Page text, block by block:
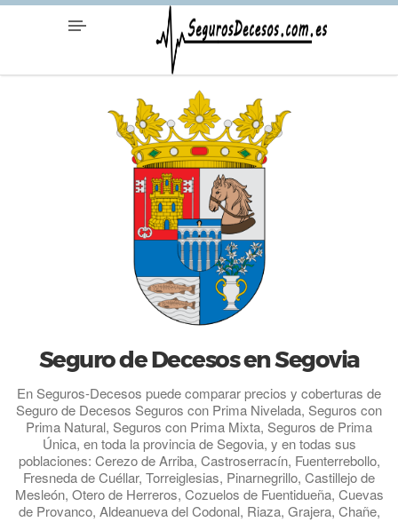
Seguro de Decesos en Segovia
En Seguros-Decesos puede comparar precios y coberturas de
Seguro de Decesos Seguros con Prima Nivelada, Seguros con
Prima Natural, Seguros con Prima Mixta, Seguros de Prima
Única, en toda la provincia de Segovia, y en todas sus
poblaciones: Cerezo de Arriba, Castroserracín, Fuenterrebollo,
Fresneda de Cuéllar, Torreiglesias, Pinarnegrillo, Castillejo de
Mesleón, Otero de Herreros, Cozuelos de Fuentidueña, Cuevas
de Provanco, Aldeanueva del Codonal, Riaza, Grajera, Chañe,